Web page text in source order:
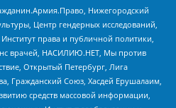
Нижегородский
Центр гендерных исследований,
права и публичной политики,
врачей, НАСИЛИЮ.НЕТ, Мы против
Открытый Петербург, Лига
Гражданский Союз, Хасдей Ерушалаим,
средств массовой информации,